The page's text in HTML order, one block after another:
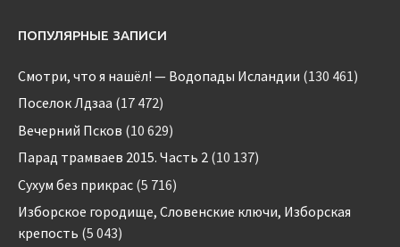
ПОПУЛЯРНЫЕ ЗАПИСИ
Смотри, что я нашёл! — Водопады Исландии (130 461)
Поселок Лдзаа (17 472)
Вечерний Псков (10 629)
Парад трамваев 2015. Часть 2 (10 137)
Сухум без прикрас (5 716)
Изборское городище, Словенские ключи, Изборская
крепость (5 043)